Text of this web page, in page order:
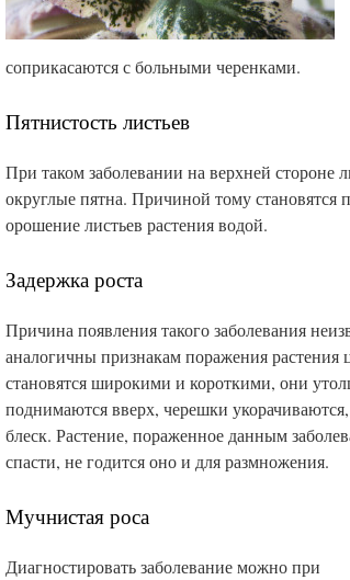
соприкасаются с больными черенками.
Пятнистость листьев
При таком заболевании на верхней стороне
округлые пятна. Причиной тому становятся
орошение листьев растения водой.
Задержка роста
Причина появления такого заболевания
аналогичны признакам поражения
становятся широкими и короткими, они
поднимаются вверх, черешки
блеск. Растение, пораженное данным
спасти, не годится оно и для размножения.
Мучнистая роса
Диагностировать заболевание можно при